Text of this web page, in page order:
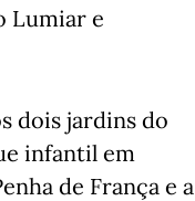
Lumiar e
dois jardins do
infantil em
de França e a